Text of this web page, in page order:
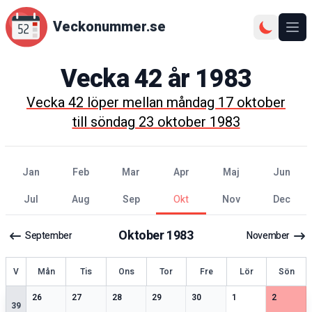
Veckonummer.se
Vecka42år 1983
Vecka42löper mellanmåndag 17 oktober
tillsöndag 23 oktober 1983
jan feb mar apr maj
jun
jul
aug sep okt nov dec
September Oktober1983 November
Vecka Mån Tis Ons Tor Fre Lör Sön
39
26
2speciella datum
27
2speciella datum
28
2speciella datum
29
2speciella datum
30
1speciella datum
12 speciella datum
2
2